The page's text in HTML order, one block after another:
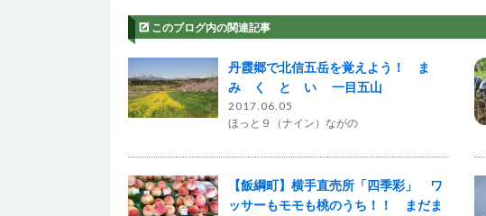
このブログ内の関連記事
丹霞郷で北信五岳を覚えよう！ ま
み く と い 一目五山
2017.06.05
ほっと９（ナイン）ながの
【飯綱町】横手直売所「四季彩」 ワ
ッサーもモモも桃のうち！！ まだま